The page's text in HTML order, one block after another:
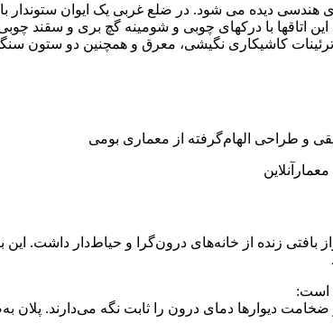
هندسی دیده می شود. در ضلع غربی یک ایوان
اتاقها با درکهای چوبی و شومینه گچ بری و سقند
کاشیکاری نگیشی، معرق و همچنین دو
و طراحی الهام‌گرفته از معماری بومی
بافتی زنده از خانه‌های درون‌گرا و حیاط‌دار داشت.
است:
و ضخامت دیوارها دمای درون را ثابت نگه